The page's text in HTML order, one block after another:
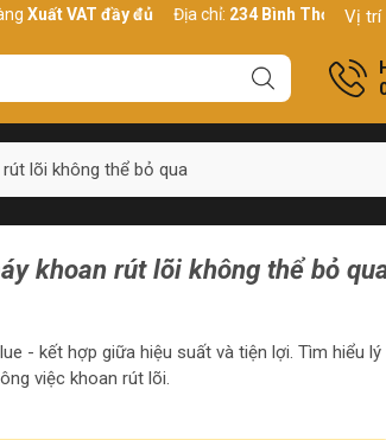
VAT đầy đủ Địa chỉ:234 Bình Thới, P10, Q11,Vị trí
lõi không thể bỏ qua
khoan rút lõi không thể bỏ
- kết hợp giữa hiệu suất và tiện lợi. Tìm hiểu lý
việc khoan rút lõi.